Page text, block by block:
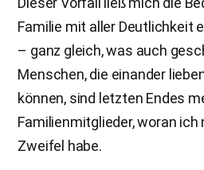
Familie mit aller Deutlichkeit
– ganz gleich, was auch
Menschen, die einander
können, sind letzten Endes
Familienmitglieder, woran
Zweifel habe.